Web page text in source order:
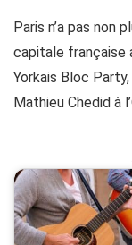
Paris n’a pas non
capitale française
Yorkais Bloc
Mathieu Chedid à